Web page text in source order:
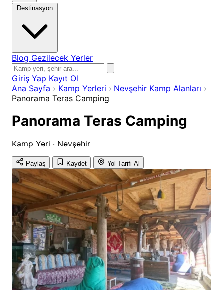
Destinasyon
Blog Gezilecek Yerler
Giriş Yap Kayıt Ol
Ana Sayfa › Kamp Yerleri › Nevşehir Kamp Alanları ›
Panorama Teras Camping
Panorama Teras Camping
Kamp Yeri · Nevşehir
Paylaş Kaydet Yol Tarifi Al